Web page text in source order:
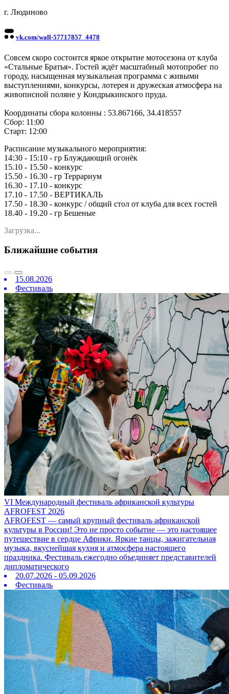
г. Людиново
vk.com/wall-57717857_4478
Совсем скоро состоится яркое открытие мотосезона от клуба
«Стальные Братья». Гостей ждёт масштабный мотопробег по
городу, насыщенная музыкальная программа с живыми
выступлениями, конкурсы, лотерея и дружеская атмосфера на
живописной поляне у Кондрыкинского пруда.
Координаты сбора колонны : 53.867166, 34.418557
Сбор: 11:00
Старт: 12:00
Расписание музыкального мероприятия:
14:30 - 15:10 - гр Блуждающий огонёк
15.10 - 15.50 - конкурс
15.50 - 16.30 - гр Террариум
16.30 - 17.10 - конкурс
17.10 - 17.50 - ВЕРТИКАЛЬ
17.50 - 18.30 - конкурс / общий стол от клуба для всех гостей
18.40 - 19.20 - гр Бешеные
Загрузка...
Ближайшие события
15.08.2026
Фестиваль
VI Международный фестиваль африканской культуры
AFROFEST 2026
AFROFEST — самый крупный фестиваль африканской
культуры в России! Это не просто событие — это настоящее
путешествие в сердце Африки. Яркие танцы, зажигательная
музыка, вкуснейшая кухня и атмосфера настоящего
праздника. Фестиваль ежегодно объединяет представителей
дипломатического
20.07.2026 - 05.09.2026
Фестиваль